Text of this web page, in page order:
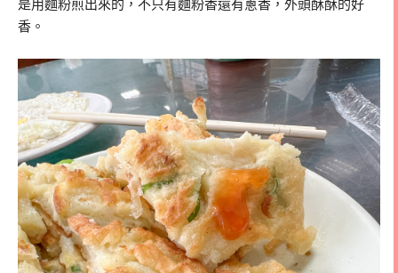
是用麵粉煎出來的，不只有麵粉香還有蔥香，外頭酥酥的好
香。